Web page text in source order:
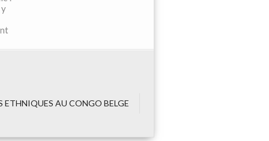
AU CONGO BELGE